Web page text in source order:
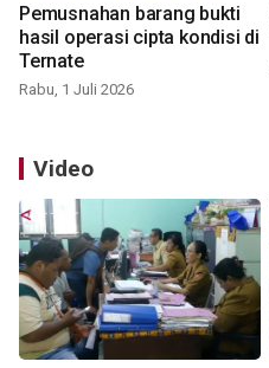
Pemusnahan barang bukti
hasil operasi cipta kondisi di
Ternate
Rabu, 1 Juli 2026
Video